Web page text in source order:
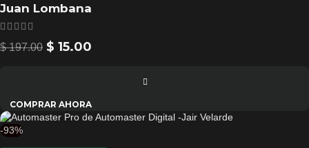
Juan Lombana
$197.00 $ 15.00
COMPRAR AHORA
-93%